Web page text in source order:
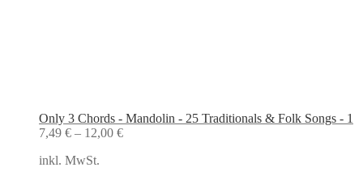
Only 3 Chords - Mandolin - 25 Traditionals & Folk Songs - 1
7,49 € – 12,00 €
inkl. MwSt.